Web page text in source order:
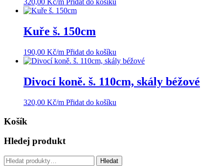
320,00 Kč/m Přidat do košíku
Kuře š. 150cm
190,00 Kč/m Přidat do košíku
Divocí koně. š. 110cm, skály béžové
320,00 Kč/m Přidat do košíku
Košík
Hledej produkt
Hledat: Hledat